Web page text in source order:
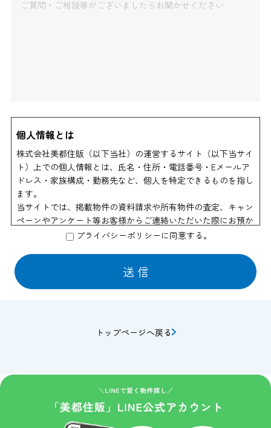
個人情報とは
株式会社美都住販（以下当社）の運営するサイト（以下当サイ
ト）上での個人情報とは、氏名・住所・電話番号・Eメールア
ドレス・家族構成・勤務先など、個人を特定できるものを指し
ます。
当サイトでは、掲載物件の資料請求や所有物件の査定、キャン
ペーンやアンケート等お客様からご連絡いただいた際にお預か
りする個人情報以外は、個人を特定できる情報を収集すること
当社はお客様からのお申し出により物件資料の送付、会員情報
を開示いたしております。
当社はセキュリティに関して収集した個人情報は、適切な管理
のもとで安全に保管し、不正アクセス、紛失、破壊、改竄、漏
洩等から保護するための対策を講じ、業務の委託先にもこれを
プライバシーポリシーに同意する。
トップページへ戻る